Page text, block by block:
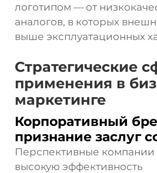
логотипом — от
аналогов, в которых
выше эксплуатационных
Стратегические
применения в
маркетинге
Корпоративный
признание заслуг
Перспективные
высокую эффективность